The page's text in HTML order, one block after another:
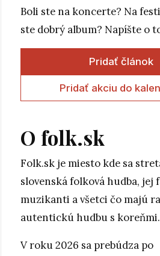
Boli ste na koncerte? Na
ste dobrý album? Napíšte o
Pridať článok
Pridať akciu do
O folk.sk
Folk.sk je miesto kde sa
slovenská folková hudba, jej
muzikanti a všetci čo majú
autentickú hudbu s koreňmi.
V roku 2026 sa prebúdza po